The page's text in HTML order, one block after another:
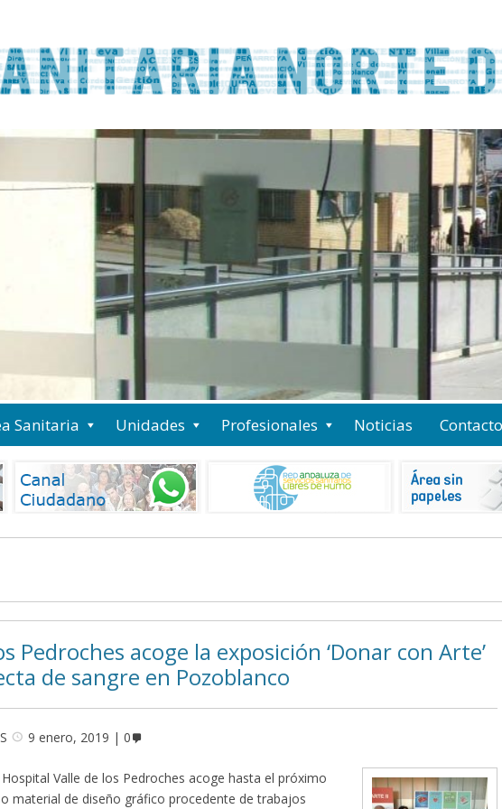
Sanitaria Unidades Profesionales Noticias Contacto
Pedroches acoge la exposición ‘Donar con Arte’
de sangre en Pozoblanco
9 enero, 2019 0
Valle de los Pedroches acoge hasta el próximo
material de diseño gráfico procedente de trabajos